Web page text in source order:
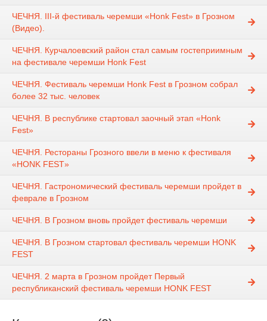
ЧЕЧНЯ. III-й фестиваль черемши «Honk Fest» в Грозном
(Видео).
ЧЕЧНЯ. Курчалоевский район стал самым гостеприимным
на фестивале черемши Honk Fest
ЧЕЧНЯ. Фестиваль черемши Honk Fest в Грозном собрал
более 32 тыс. человек
ЧЕЧНЯ. В республике стартовал заочный этап «Honk
Fest»
ЧЕЧНЯ. Рестораны Грозного ввели в меню к фестиваля
«HONK FEST»
ЧЕЧНЯ. Гастрономический фестиваль черемши пройдет в
феврале в Грозном
ЧЕЧНЯ. В Грозном вновь пройдет фестиваль черемши
ЧЕЧНЯ. В Грозном стартовал фестиваль черемши HONK
FEST
ЧЕЧНЯ. 2 марта в Грозном пройдет Первый
республиканский фестиваль черемши HONK FEST